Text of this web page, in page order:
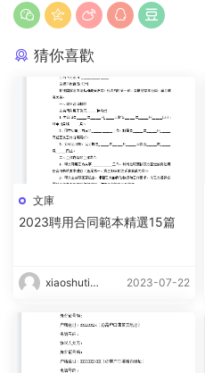
猜你喜歡
文庫
2023聘用合同範本精選15篇
xiaoshutin
2023-07-22